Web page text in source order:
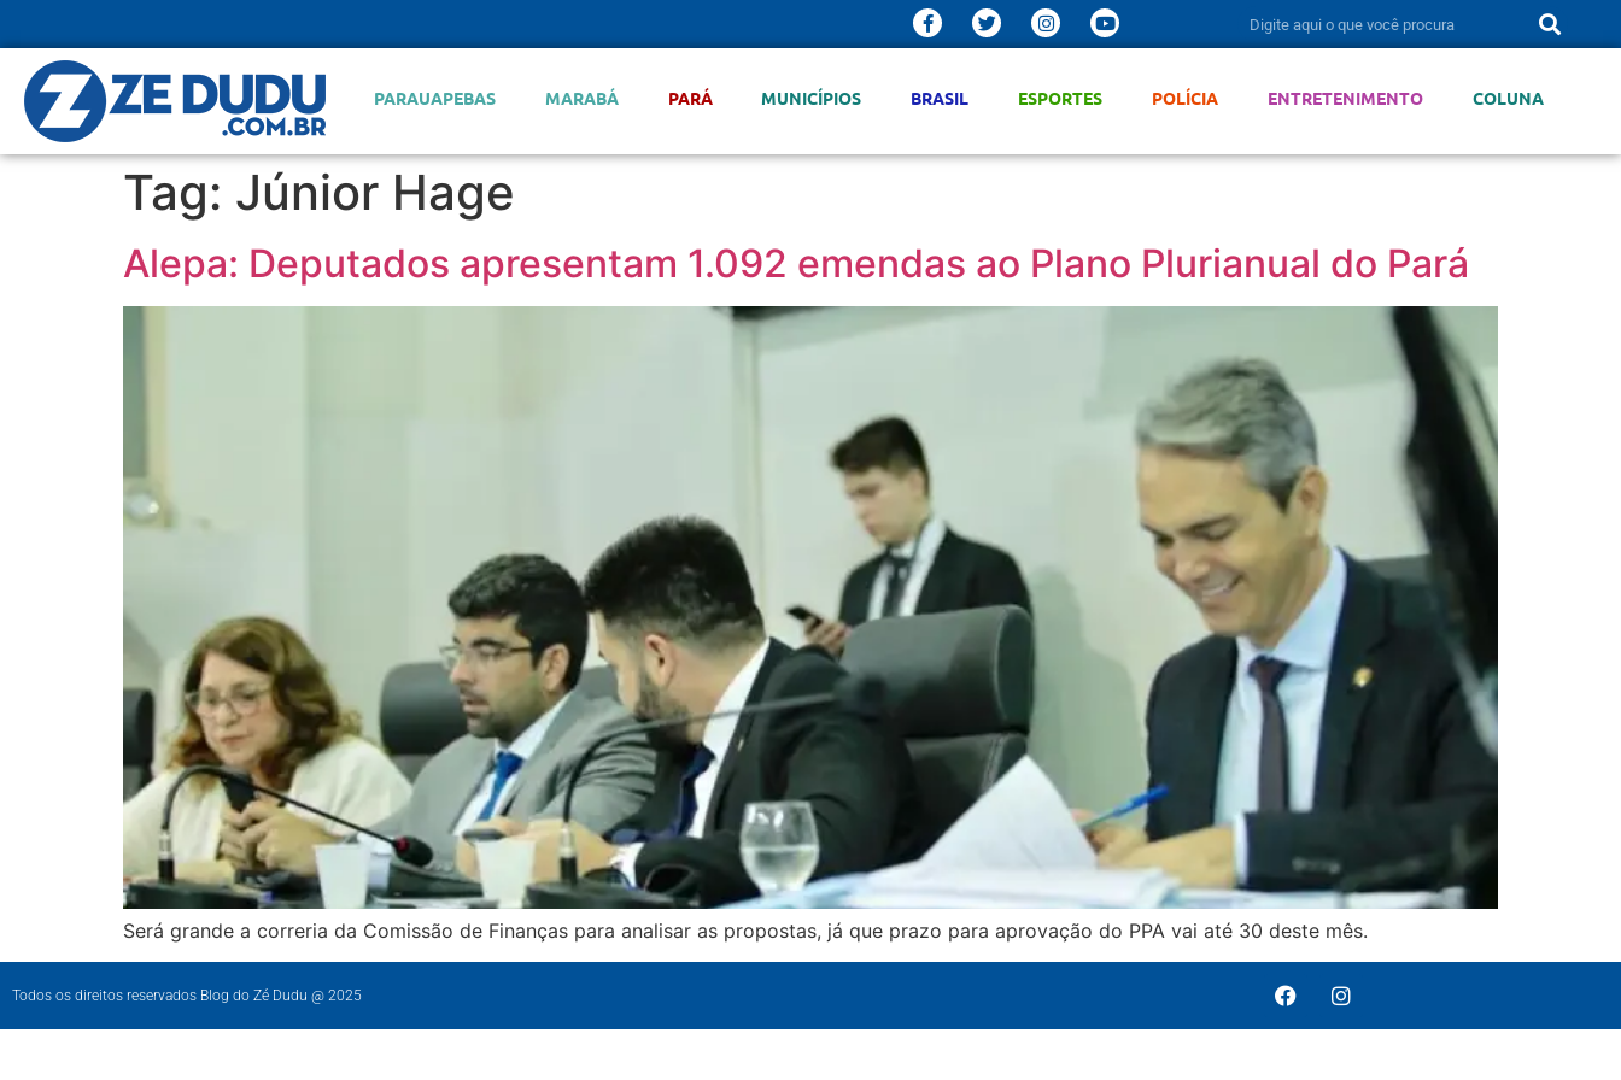
PARAUAPEBAS MARABÁ PARÁ MUNICÍPIOS BRASIL ESPORTES POLÍCIA ENTRETENIMENTO COLUNA
Tag: Júnior Hage
Alepa: Deputados apresentam 1.092 emendas ao Plano Plurianual do Pará
Será grande a correria da Comissão de Finanças para analisar as propostas, já que prazo para aprovação do PPA vai até 30 deste mês.
Todos os direitos reservados Blog do Zé Dudu @ 2025